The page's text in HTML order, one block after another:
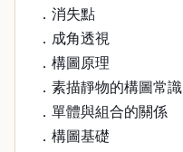
．消失點
．成角透視
．構圖原理
．素描靜物的構圖常識
．單體與組合的關係
．構圖基礎